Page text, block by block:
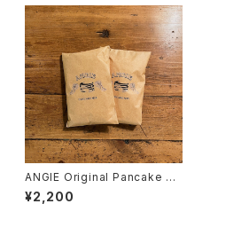
ANGIE Original Pancake Mi
x
¥2,200